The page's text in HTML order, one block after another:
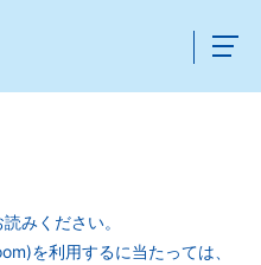
みください。
を利用するに当たっては、